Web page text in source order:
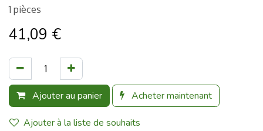
1 pièces
41,09 €
Ajouter au panier Acheter maintenant
Ajouter à la liste de souhaits